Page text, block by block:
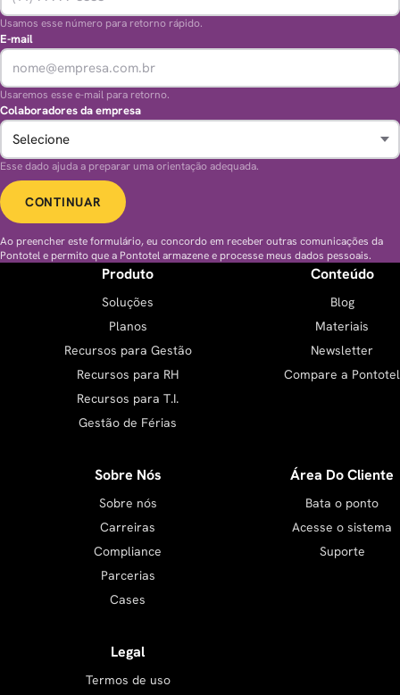
Usamos esse número para retorno rápido.
E-mail
Usaremos esse e-mail para retorno.
Colaboradores da empresa
Esse dado ajuda a preparar uma orientação adequada.
CONTINUAR
Ao preencher este formulário, eu concordo em receber outras comunicações da
Pontotel e permito que a Pontotel armazene e processe meus dados pessoais.
Produto
Soluções
Planos
Recursos para Gestão
Recursos para RH
Recursos para T.I.
Gestão de Férias
Conteúdo
Blog
Materiais
Newsletter
Compare a Pontotel
Sobre Nós
Sobre nós
Carreiras
Compliance
Parcerias
Cases
Área Do Cliente
Bata o ponto
Acesse o sistema
Suporte
Legal
Termos de uso